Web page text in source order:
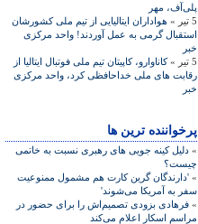
پلی‌آف، مهر
5 تیر »
هواداران ايتاليايی از تيم ملی کشورشان
استقبال گرمی به عمل آوردند! واحد مرکزی
خبر
5 تیر »
کاناوارو، کاپيتان تيم ملی فوتبال ايتاليا از
رقابت های ملی خداحافظی کرد، واحد مرکزی
خبر
پرخواننده ترین ها
» دلیل کینه جویی های رهبری نسبت به خاتمی
چیست؟
» 'دارندگان گرین کارت هم مشمول ممنوعیت
سفر به آمریکا می‌شوند'
» فرهادی بزودی تصمیم‌اش را برای حضور در
مراسم اسکار اعلام می‌کند